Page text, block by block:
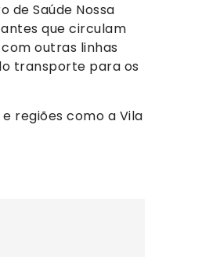
de Saúde Nossa
que circulam
outras linhas
transporte para os
regiões como a Vila